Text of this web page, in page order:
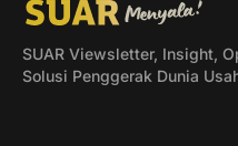
SUAR Viewsletter, Insight,
Solusi Penggerak Dunia